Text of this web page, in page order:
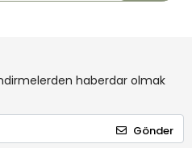
haberdar olmak
Gönder